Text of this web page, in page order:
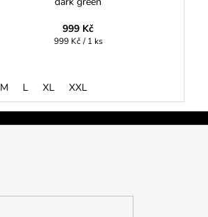
999 Kč
Měrná
999 Kč / 1 ks
M L XL XXL